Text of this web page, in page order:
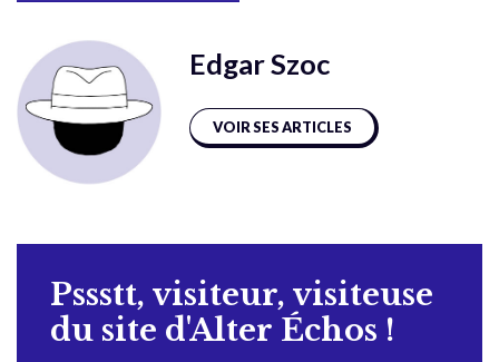
Edgar Szoc
VOIR SES ARTICLES
Pssstt, visiteur, visiteuse
du site d'Alter Échos !